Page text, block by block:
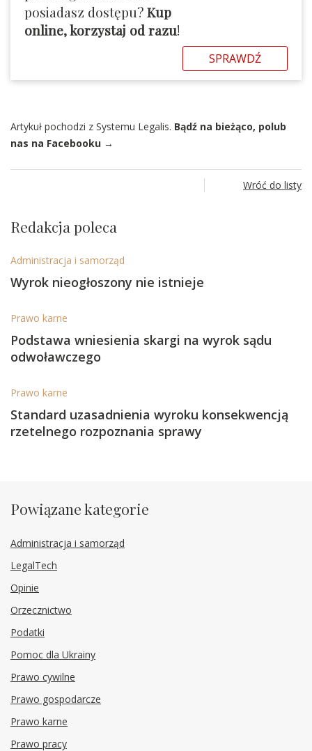
posiadasz dostępu?Kup
online, korzystaj od razu!
SPRAWDŹ
Artykuł pochodzi z Systemu Legalis. Bądź na bieżąco, polub
nas na Facebooku →
Wróć do listy
Redakcja poleca
Administracja i samorząd
Wyrok nieogłoszony nie istnieje
Prawo karne
Podstawa wniesienia skargi na wyrok sądu
odwoławczego
Prawo karne
Standard uzasadnienia wyroku konsekwencją
rzetelnego rozpoznania sprawy
Powiązane kategorie
Administracja i samorząd
LegalTech
Opinie
Orzecznictwo
Podatki
Pomoc dla Ukrainy
Prawo cywilne
Prawo gospodarcze
Prawo karne
Prawo pracy